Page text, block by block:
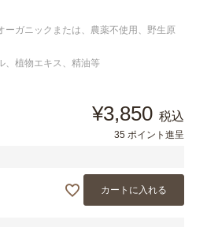
ーガニックまたは、農薬不使用、野生原
、植物エキス、精油等
¥3,850 税込
35 ポイント進呈
カートに入れる